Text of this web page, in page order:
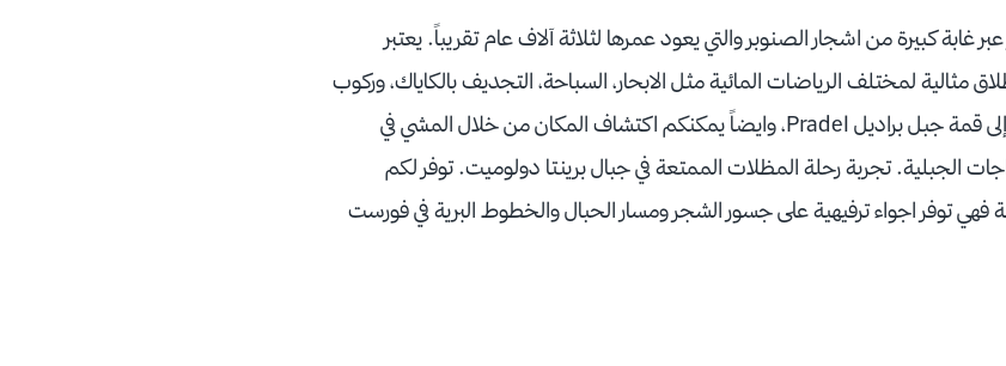
غابة كبيرة من اشجار الصنوبر والتي يعود عمرها لثلاثة آلاف عام تقريباً. يعتبر
مثالية لمختلف الرياضات المائية مثل الابحار، السباحة، التجديف بالكاياك، وركوب
الأمواج. ركوب التلفريك والصعود إلى قمة جبل براديل Pradel، وايضاً يمكنكم اكتشاف المكان من خلال المشي في
الجبلية. تجربة رحلة المظلات الممتعة في جبال برينتا دولوميت. توفر لكم
فهي توفر اجواء ترفيهية على جسور الشجر ومسار الحبال والخطوط البرية في فورست